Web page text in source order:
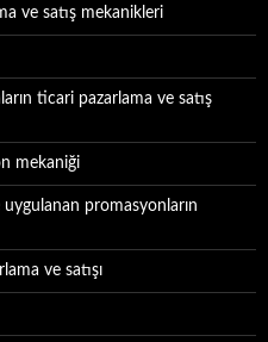
ve satış mekanikleri
ticari pazarlama ve satış
mekaniği
promasyonların
ve satışı